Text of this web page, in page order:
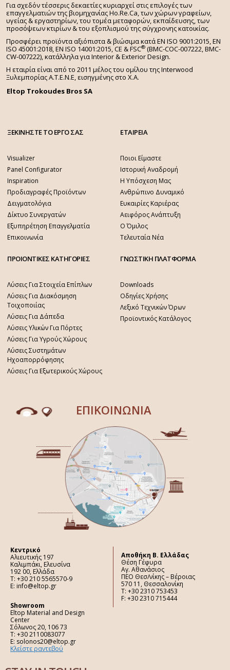
Για σχεδόν τέσσερις δεκαετίες κυριαρχεί στις επιλογές των
επαγγελματιών της βιομηχανίας Ho.Re.Ca, των χώρων γραφείων,
υγείας & εργαστηρίων, του τομέα μεταφορών, εκπαίδευσης, των
προσόψεων κτιρίων & του εξοπλισμού της σύγχρονης κατοικίας.
Προσφέρει προϊόντα αξιόπιστα & βιώσιμα κατά EN ISO 9001:2015, EN
ISO 45001:2018, EN ISO 14001:2015,CE & FSC® (BMC-COC-007222, BMC-
CW-007222), κατάλληλα για Interior & Exterior Design.
Η εταιρία είναι από το 2011 μέλος του ομίλου της Interwood
Ξυλεμπορίας Α.Τ.Ε.Ν.Ε, εισηγμένης στο Χ.A.
Eltop Trokoudes Bros SA
ΞΕΚΙΝΗΣΤΕ ΤΟ ΕΡΓΟ ΣΑΣ
Visualizer
Panel Configurator
Inspiration
Προδιαγραφές Προϊόντων
Δειγματολόγια
Δίκτυο Συνεργατών
Εξυπηρέτηση Επαγγελματία
Επικοινωνία
ΕΤΑΙΡΕΙΑ
Ποιοι Είμαστε
Ιστορική Αναδρομή
Η Υπόσχεση Μας
Ανθρώπινο Δυναμικό
Ευκαιρίες Καριέρας
Αειφόρος Ανάπτυξη
Ο Όμιλος
Τελευταία Νέα
ΠΡΟΙΟΝΤΙΚΕΣ ΚΑΤΗΓΟΡΙΕΣ
Λύσεις Για Στοιχεία Επίπλων
Λύσεις Για Διακόσμηση
Τοιχοποιίας
Λύσεις Για Δάπεδα
Λύσεις Υλικών Για Πόρτες
Λύσεις Για Υγρούς Χώρους
Λύσεις Συστημάτων
Ηχοαπορρόφησης
Λύσεις Για Εξωτερικούς Χώρους
ΓΝΩΣΤΙΚΗ ΠΛΑΤΦΟΡΜΑ
Downloads
Οδηγίες Χρήσης
Λεξικό Τεχνικών Όρων
Προϊοντικός Κατάλογος
ΕΠΙΚΟΙΝΩΝΙΑ
Κεντρικό
Αλιευτικής 197
Καλιμπάκι, Ελευσίνα
192 00, Ελλάδα
Τ: +30 210 5565570-9
E: info@eltop.gr
Showroom
Eltop Material and Design
Center
Σόλωνος 20, 106 73
Τ: +30 2110083077
E: solonos20@eltop.gr
Κλείστε ραντεβού
Aποθήκη Β. Ελλάδας
Θέση Γέφυρα
Αγ. Αθανάσιος
ΠΕΟ Θεσ/νίκης – Βέροιας
570 11, Θεσσαλονίκη
Τ: +30 2310 753453
F: +30 2310 715444